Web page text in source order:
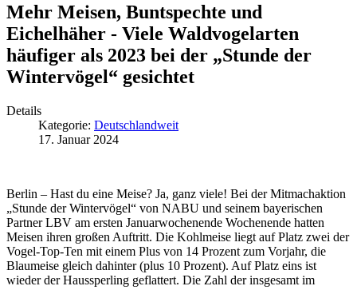
Mehr Meisen, Buntspechte und
Eichelhäher - Viele Waldvogelarten
häufiger als 2023 bei der „Stunde der
Wintervögel“ gesichtet
Details
Kategorie: Deutschlandweit
17. Januar 2024
Berlin – Hast du eine Meise? Ja, ganz viele! Bei der Mitmachaktion
„Stunde der Wintervögel“ von NABU und seinem bayerischen
Partner LBV am ersten Januarwochenende Wochenende hatten
Meisen ihren großen Auftritt. Die Kohlmeise liegt auf Platz zwei der
Vogel-Top-Ten mit einem Plus von 14 Prozent zum Vorjahr, die
Blaumeise gleich dahinter (plus 10 Prozent). Auf Platz eins ist
wieder der Haussperling geflattert. Die Zahl der insgesamt im